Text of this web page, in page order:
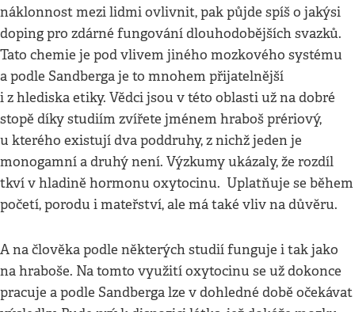
náklonnost mezi lidmi ovlivnit, pak půjde spíš o jakýsi
doping pro zdárné fungování dlouhodobějších svazků.
Tato chemie je pod vlivem jiného mozkového systému
a podle Sandberga je to mnohem přijatelnější
i z hlediska etiky. Vědci jsou v této oblasti už na dobré
stopě díky studiím zvířete jménem hraboš prériový,
u kterého existují dva poddruhy, z nichž jeden je
monogamní a druhý není. Výzkumy ukázaly, že rozdíl
tkví v hladině hormonu oxytocinu. Uplatňuje se během
početí, porodu i mateřství, ale má také vliv na důvěru.
A na člověka podle některých studií funguje i tak jako
na hraboše. Na tomto využití oxytocinu se už dokonce
pracuje a podle Sandberga lze v dohledné době očekávat